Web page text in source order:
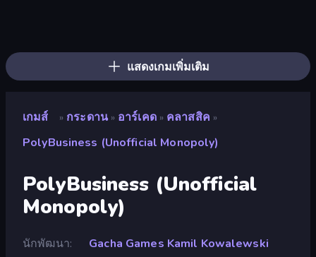
แสดงเกมเพิ่มเติม
เกมส์ » กระดาน » อาร์เคด » คลาสสิค »
PolyBusiness (Unofficial Monopoly)
PolyBusiness (Unofficial
Monopoly)
นักพัฒนา
Gacha Games Kamil Kowalewski